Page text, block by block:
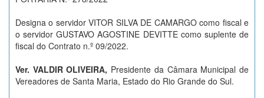
Designa o servidor VITOR SILVA DE CAMARGO como fiscal e
o servidor GUSTAVO AGOSTINE DEVITTE como suplente de
fiscal do Contrato n.º 09/2022.
Ver. VALDIR OLIVEIRA, Presidente da Câmara Municipal de
Vereadores de Santa Maria, Estado do Rio Grande do Sul.